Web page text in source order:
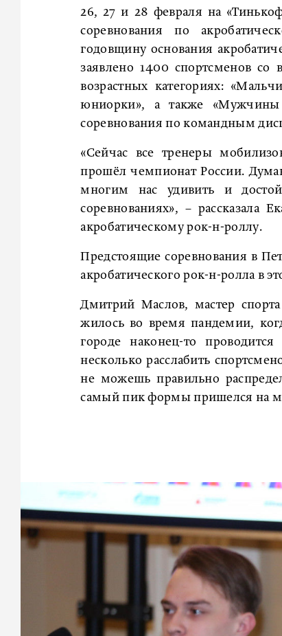
26, 27 и 28 февраля на
соревнования по
годовщину основания
заявлено 1400 спортсменов со
возрастных категориях:
юниорки», а также
соревнования по командным
«Сейчас все тренеры
прошёл чемпионат России.
многим нас удивить и
соревнованиях», – рассказала
акробатическому рок-н-роллу.
Предстоящие соревнования в
акробатического рок-н-ролла в
Дмитрий Маслов, мастер спорта
жилось во время пандемии,
городе наконец-то
несколько расслабить
не можешь правильно
самый пик формы пришелся на